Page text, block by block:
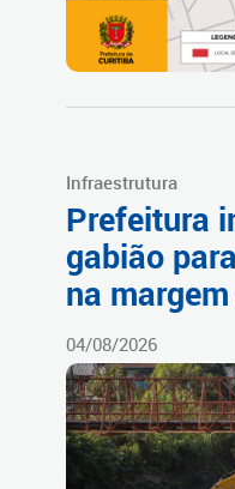
Infraestrutura
Prefeitura
gabião
na
04/08/2026